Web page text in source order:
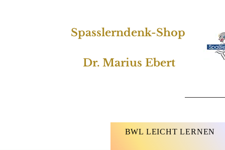
Spasslerndenk-Shop
Dr. Marius Ebert
BWL LEICHT LERNEN